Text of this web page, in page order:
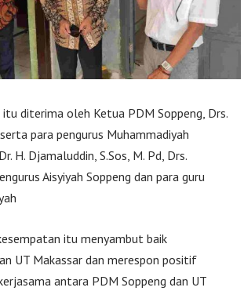
diterima oleh Ketua PDM Soppeng, Drs.
para pengurus Muhammadiyah
H. Djamaluddin, S.Sos, M. Pd, Drs.
Aisyiyah Soppeng dan para guru
itu menyambut baik
UT Makassar dan merespon positif
antara PDM Soppeng dan UT